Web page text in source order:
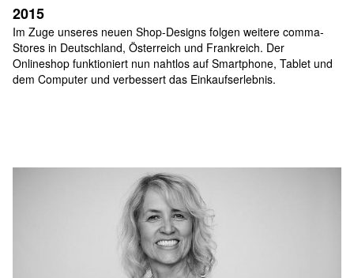
2015
Im Zuge unseres neuen Shop-Designs folgen weitere comma-
Stores in Deutschland, Österreich und Frankreich. Der
Onlineshop funktioniert nun nahtlos auf Smartphone, Tablet und
dem Computer und verbessert das Einkaufserlebnis.